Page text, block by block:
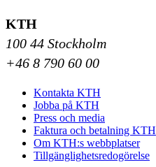
KTH
100 44 Stockholm
+46 8 790 60 00
Kontakta KTH
Jobba på KTH
Press och media
Faktura och betalning KTH
Om KTH:s webbplatser
Tillgänglighetsredogörelse